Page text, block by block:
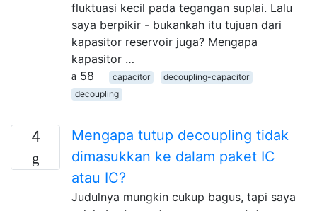
fluktuasi kecil pada tegangan suplai. Lalu
saya berpikir - bukankah itu tujuan dari
kapasitor reservoir juga? Mengapa
kapasitor …
58
capacitor
decoupling-capacitor
decoupling
4
Mengapa tutup decoupling tidak
dimasukkan ke dalam paket IC
atau IC?
Judulnya mungkin cukup bagus, tapi saya